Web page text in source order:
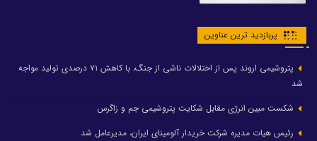
پربازدید ترین عناوین
پتروشیمی اروند پس از اختلالات ناشی از جنگ، با کاهش ۷۱ درصدی تولید مواجه
شد
شکست مبین انرژی مقابل شکایت پتروشیمی جم و زاگرس
رئیس هیات مدیره شرکت خریدار آلومینای ایران، مدیرعامل شد